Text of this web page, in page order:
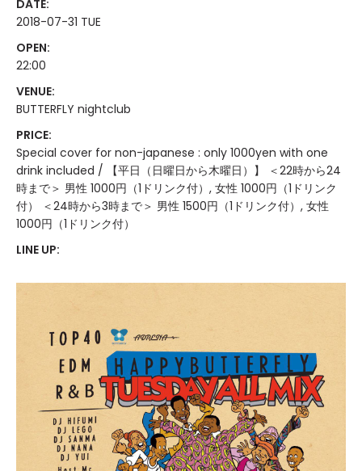
DATE:
2018-07-31 TUE
OPEN:
22:00
VENUE:
BUTTERFLY nightclub
PRICE:
Special cover for non-japanese : only 1000yen with one
drink included / 【平日（日曜日から木曜日）】 ＜22時から24
時まで＞ 男性 1000円（1ドリンク付）, 女性 1000円（1ドリンク
付） ＜24時から3時まで＞ 男性 1500円（1ドリンク付）, 女性
1000円（1ドリンク付）
LINE UP: